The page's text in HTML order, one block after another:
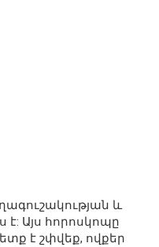
և
է: Այս հորոսկոպը
է շփվեք, ովքեր